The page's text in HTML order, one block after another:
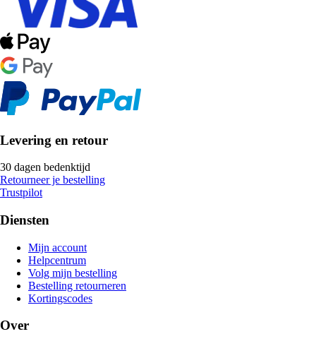
Levering en retour
30 dagen bedenktijd
Retourneer je bestelling
Trustpilot
Diensten
Mijn account
Helpcentrum
Volg mijn bestelling
Bestelling retourneren
Kortingscodes
Over